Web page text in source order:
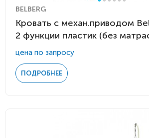
BELBERG
Кровать c механ.приводом
2 функции пластик (без
цена по запросу
ПОДРОБНЕЕ